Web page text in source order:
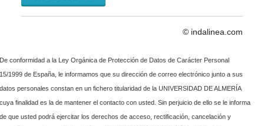
© indalinea.com
De conformidad a la Ley Orgánica de Protección de Datos de Carácter Personal
15/1999 de España, le informamos que su dirección de correo electrónico junto a sus
datos personales constan en un fichero titularidad de la UNIVERSIDAD DE ALMERÍA
cuya finalidad es la de mantener el contacto con usted. Sin perjuicio de ello se le informa
de que usted podrá ejercitar los derechos de acceso, rectificación, cancelación y